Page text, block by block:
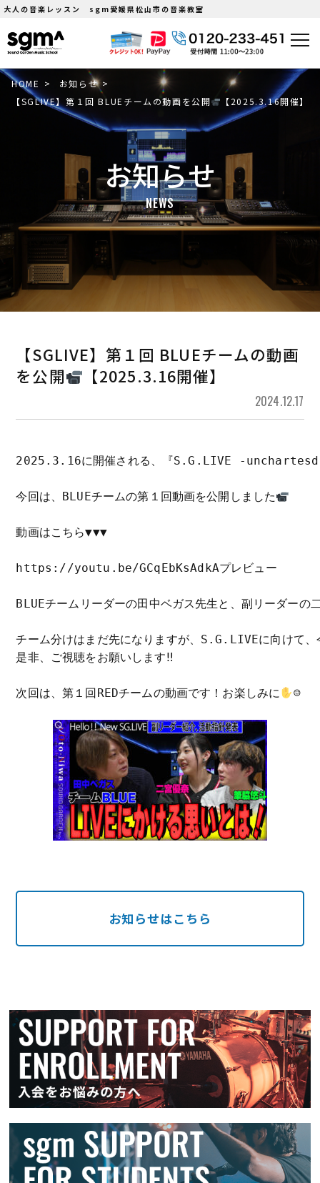
大人の音楽レッスン sgm愛媛県松山市の音楽教室
お知らせ
NEWS
HOME > お知らせ >
【SGLIVE】第１回 BLUEチームの動画を公開
【2025.3.16開催】
【SGLIVE】第１回 BLUEチームの動画
を公開
【2025.3.16開催】
2024.12.17
2025.3.16に開催される、『S.G.LIVE -
今回は、BLUEチームの第１回動画を公開しました
動画はこちら▼▼▼
https://youtu.be/GCqEbKsAdkAプレビュー
BLUEチームリーダーの田中ベガス先生と、副リーダー
チーム分けはまだ先になりますが、S.G.LIVEに向けて、
是非、ご視聴をお願いします‼
次回は、第１回REDチームの動画です！お楽しみに ☺
お知らせはこちら